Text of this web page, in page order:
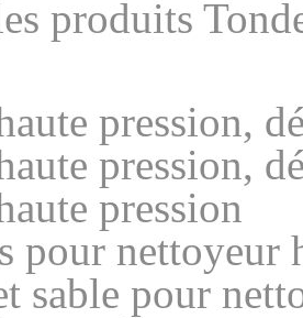
pression,
pression,
pression
pour nettoyeur
sable pour